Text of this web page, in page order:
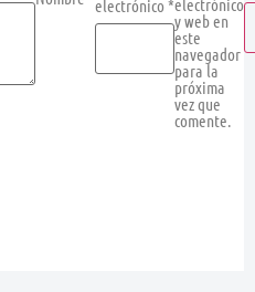
electrónico *electrónico
y web en
este
navegador
para la
próxima
vez que
comente.